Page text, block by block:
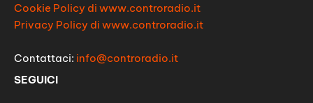
Cookie Policy di www.controradio.it
Privacy Policy di www.controradio.it
Contattaci: info@controradio.it
SEGUICI